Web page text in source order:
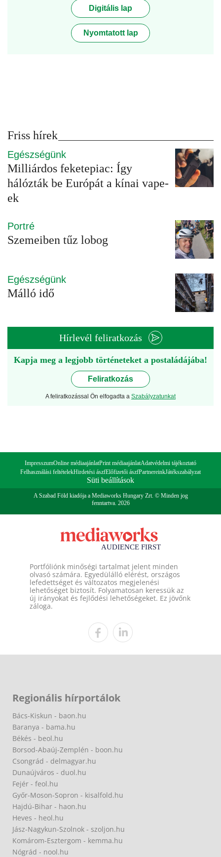
Digitális lap
Nyomtatott lap
Friss hírek
Egészségünk
Milliárdos feketepiac: Így
hálózták be Európát a kínai vape-
ek
Portré
Szemeiben tűz lobog
Egészségünk
Málló idő
Hírlevél feliratkozás
Kapja meg a legjobb történeteket a postaládájába!
Feliratkozás
A feliratkozással Ön elfogadta a Szabályzatunkat
ImpresszumOnline médiaajánlatPrint médiaajánlatAdatvédelmi tájékoztató
Felhasználási feltételekHirdetési ászfElőfizetői ászfPartnereinkJátékszabályzat
Süti beállítások
A Szabad Föld kiadója a Mediaworks Hungary Zrt. © Minden jog
fenntartva. 2026
Portfóliónk minőségi tartalmat jelent minden
olvasó számára. Egyedülálló elérést, országos
lefedettséget és változatos megjelenési
lehetőséget biztosít. Folyamatosan keressük az
új irányokat és fejlődési lehetőségeket. Ez jövőnk
záloga.
Regionális hírportálok
Bács-Kiskun - baon.hu
Baranya - bama.hu
Békés - beol.hu
Borsod-Abaúj-Zemplén - boon.hu
Csongrád - delmagyar.hu
Dunaújváros - duol.hu
Fejér - feol.hu
Győr-Moson-Sopron - kisalfold.hu
Hajdú-Bihar - haon.hu
Heves - heol.hu
Jász-Nagykun-Szolnok - szoljon.hu
Komárom-Esztergom - kemma.hu
Nógrád - nool.hu